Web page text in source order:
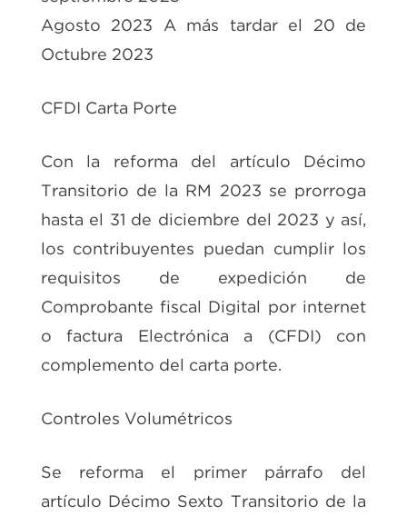
Agosto 2023 A más tardar el 20 de
Octubre 2023
CFDI Carta Porte
Con la reforma del artículo Décimo
Transitorio de la RM 2023 se prorroga
hasta el 31 de diciembre del 2023 y así,
los contribuyentes puedan cumplir los
requisitos de expedición de
Comprobante fiscal Digital por internet
o factura Electrónica a (CFDI) con
complemento del carta porte.
Controles Volumétricos
Se reforma el primer párrafo del
artículo Décimo Sexto Transitorio de la